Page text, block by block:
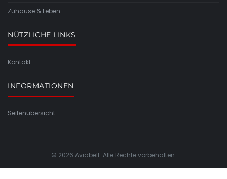
Zuhause & Leben
NÜTZLICHE LINKS
Kontakt
INFORMATIONEN
Seitenübersicht
© 2026 Aviabelt. Alle Rechte vorbehalten.